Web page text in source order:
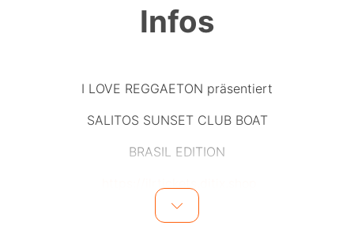
Infos
I LOVE REGGAETON präsentiert
SALITOS SUNSET CLUB BOAT
BRASIL EDITION
Party Nummer 3 von 6. BRASIL ist das Motto. Spüre